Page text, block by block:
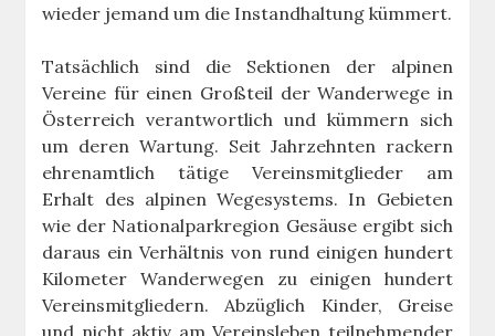
wieder jemand um die Instandhaltung kümmert.
Tatsächlich sind die Sektionen der alpinen
Vereine für einen Großteil der Wanderwege in
Österreich verantwortlich und kümmern sich
um deren Wartung. Seit Jahrzehnten rackern
ehrenamtlich tätige Vereinsmitglieder am
Erhalt des alpinen Wegesystems. In Gebieten
wie der Nationalparkregion Gesäuse ergibt sich
daraus ein Verhältnis von rund einigen hundert
Kilometer Wanderwegen zu einigen hundert
Vereinsmitgliedern. Abzüglich Kinder, Greise